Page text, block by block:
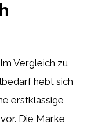
Im Vergleich zu
hebt sich
erstklassige
Die Marke